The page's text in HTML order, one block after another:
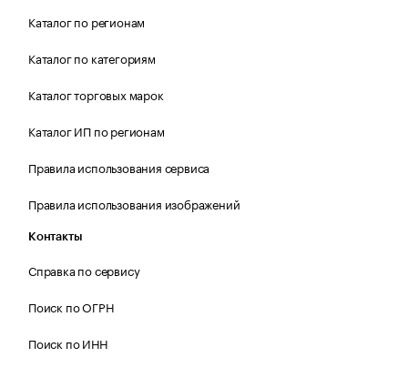
Каталог по регионам
Каталог по категориям
Каталог торговых марок
Каталог ИП по регионам
Правила использования сервиса
Правила использования изображений
Контакты
Справка по сервису
Поиск по ОГРН
Поиск по ИНН